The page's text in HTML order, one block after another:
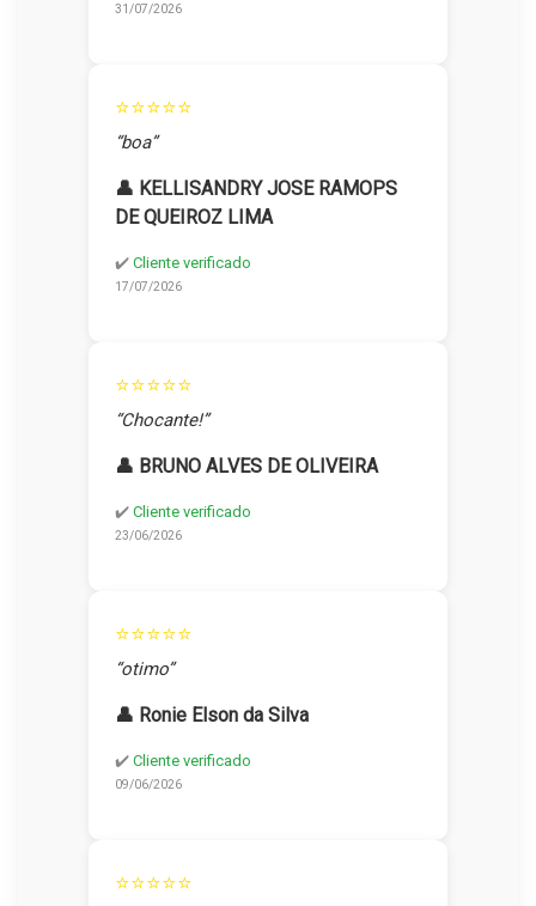
31/07/2026
⭐⭐⭐⭐⭐
“boa”
👤 KELLISANDRY JOSE RAMOPS
DE QUEIROZ LIMA
✔️ Cliente verificado
17/07/2026
⭐⭐⭐⭐⭐
“Chocante!”
👤 BRUNO ALVES DE OLIVEIRA
✔️ Cliente verificado
23/06/2026
⭐⭐⭐⭐⭐
“otimo”
👤 Ronie Elson da Silva
✔️ Cliente verificado
09/06/2026
⭐⭐⭐⭐⭐